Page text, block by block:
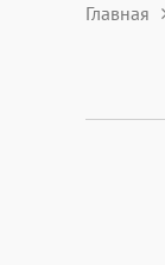
Главная